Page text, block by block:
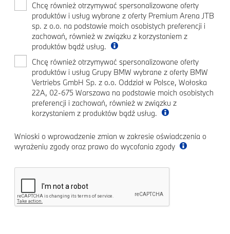
Chcę również otrzymywać spersonalizowane oferty
produktów i usług wybrane z oferty Premium Arena JTB
sp. z o.o. na podstawie moich osobistych preferencji i
zachowań, również w związku z korzystaniem z
produktów bądź usług.
Chcę również otrzymywać spersonalizowane oferty
produktów i usług Grupy BMW wybrane z oferty BMW
Vertriebs GmbH Sp. z o.o. Oddział w Polsce, Wołoska
22A, 02-675 Warszawa na podstawie moich osobistych
preferencji i zachowań, również w związku z
korzystaniem z produktów bądź usług.
Wnioski o wprowadzenie zmian w zakresie oświadczenia o
wyrażeniu zgody oraz prawo do wycofania zgody